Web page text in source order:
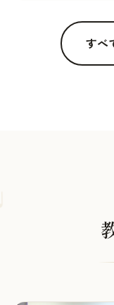
すべ